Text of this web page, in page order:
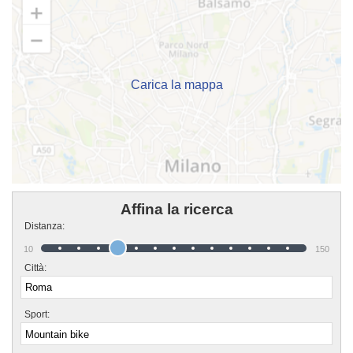
deve affidarsi unicamente a dei veri professionisti. Associazione Sportiva
Dilettantistica Marino Bike & Biker è in quel gruppo di associazioni che
possono davvero offrire questa sicurezza. Associazione Sportiva
Dilettantistica Marino Bike & Biker è una grande comunità in cui potrai
trovare un ambiente sincero e sereno in cui impiegare davvero amichevole il
tuo tempo. Se vuoi iscriverti o semplicemente avere più informazioni sui loro
corsi puoi venire in sede o inviare un messaggio cliccando sul bottone
"Contattaci" presente nella pagina.Carica la mappa
Affina la ricerca
Distanza:
10 150
Città:
Sport: